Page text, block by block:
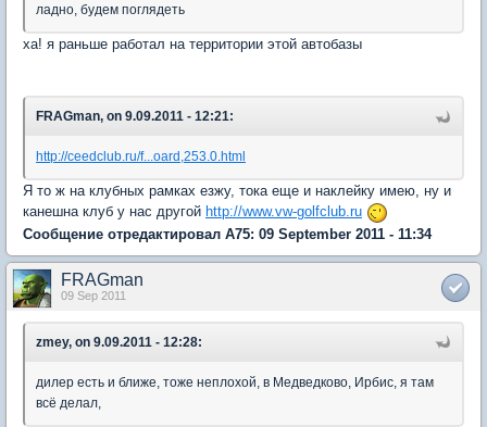
ладно, будем поглядеть
ха! я раньше работал на территории этой автобазы
FRAGman, on 9.09.2011 - 12:21:
http://ceedclub.ru/f...oard,253.0.html
Я то ж на клубных рамках езжу, тока еще и наклейку имею, ну и
канешна клуб у нас другой http://www.vw-golfclub.ru
Сообщение отредактировал A75: 09 September 2011 - 11:34
FRAGman
09 Sep 2011
zmey, on 9.09.2011 - 12:28:
дилер есть и ближе, тоже неплохой, в Медведково, Ирбис, я там
всё делал,